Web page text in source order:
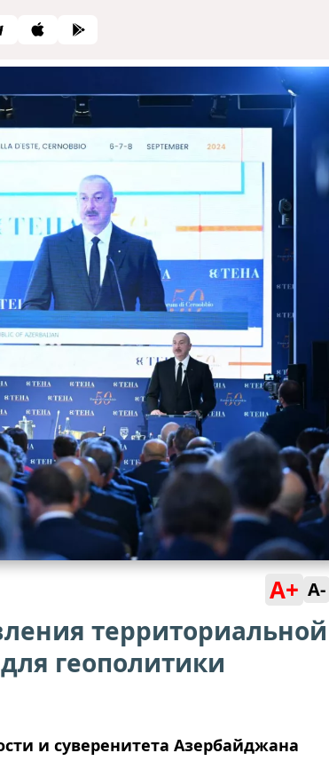
A+ A-
территориальной
геополитики
и суверенитета Азербайджана